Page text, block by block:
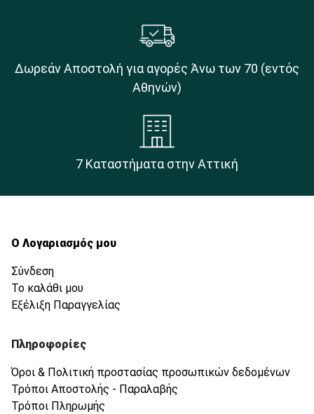
Δωρεάν Αποστολή για αγορές Άνω των 70 (εντός
Αθηνών)
7 Καταστήματα στην Αττική
Ο Λογαριασμός μου
Σύνδεση
Το καλάθι μου
Εξέλιξη Παραγγελίας
Πληροφορίες
Όροι & Πολιτική προστασίας προσωπικών δεδομένων
Τρόποι Αποστολής - Παραλαβής
Τρόποι Πληρωμής